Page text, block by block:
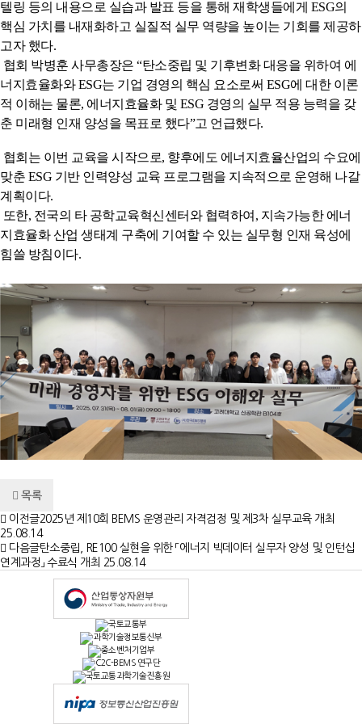
텔링 등의 내용으로 실습과 발표 등을 통해 재학생들에게 ESG의
핵심 가치를 내재화하고 실질적 실무 역량을 높이는 기회를 제공하
고자 했다.
협회 박병훈 사무총장은 “탄소중립 및 기후변화 대응을 위하여 에
너지효율화와 ESG는 기업 경영의 핵심 요소로써 ESG에 대한 이론
적 이해는 물론, 에너지효율화 및 ESG 경영의 실무 적용 능력을 갖
춘 미래형 인재 양성을 목표로 했다”고 언급했다.
협회는 이번 교육을 시작으로, 향후에도 에너지효율산업의 수요에
맞춘 ESG 기반 인력양성 교육 프로그램을 지속적으로 운영해 나갈
계획이다.
또한, 전국의 타 공학교육혁신센터와 협력하여, 지속가능한 에너
지효율화 산업 생태계 구축에 기여할 수 있는 실무형 인재 육성에
힘쓸 방침이다.
목록
이전글2025년 제10회 BEMS 운영관리 자격검정 및 제3차 실무교육 개최
25.08.14
다음글탄소중립, RE100 실현을 위한 「에너지 빅데이터 실무자 양성 및 인턴십
연계과정」 수료식 개최 25.08.14